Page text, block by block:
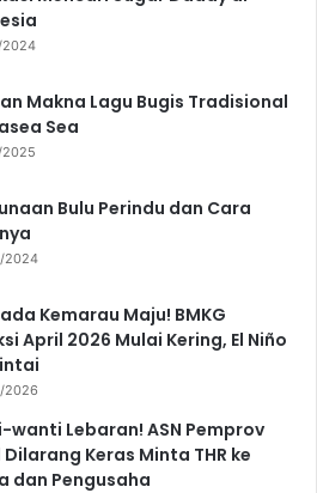
e
m
2024
Makna Lagu Bugis Tradisional
Sea
2025
Bulu Perindu dan Cara
2024
Kemarau Maju! BMKG
April 2026 Mulai Kering, El Niño
2026
wanti Lebaran! ASN Pemprov
Dilarang Keras Minta THR ke
dan Pengusaha